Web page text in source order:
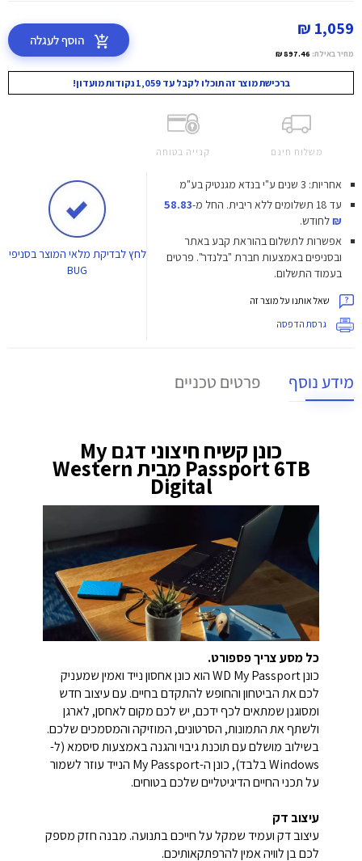
1,059 ₪
מחיר באילת: 897.46 ₪
הוסף לעגלה
ברכישת מוצר זה תוכלו לקבל עד 1,059 נקודות מועדון!
משלוח חינם קנייה בטוחה
אחריות: 3 שנים ע"י בנדא מגנטיק בע"מ
עד 18 תשלומים ללא ריבית.
החל מ-58.83
₪לחודש.
אפשרות לתשלום בהוראת קבע באתר
ובסניפים באמצעות חברת "בלנדר". פרטים
בעמוד התשלום.
שאל אותנו על מוצר זה
גרסת הדפסה
לחץלבדיקת מלאי המוצר בסניפי
BUG
מידע נוסף פרטים טכניים
כונן קשיח חיצוני דגם My
Passport 6TB מבית Western
Digital
כל מסע צריך פספורט.
כונן WD My Passport הוא כונן אחסון נייד ואמין שמעניק
לכם את הביטחון והחופש להתקדם בחיים. עם עיצוב חדש
ומסוגנן שמתאים לכף ידכם, יש לכם מקום לאחסן, לארגן
ולשתף את התמונות, הסרטונים, המוזיקה והמסמכים שלכם.
בשילוב מושלם עם תוכנת גיבוי והגנה באמצעות סיסמא (ל-
Windows בלבד), כונן ה-My Passport הנייד עוזר לשמור
על תכני החיים הדיגיטליים שלכם בטוחים.
עיצוב דק
עיצוב דק ועמיד שמקל על חייכם בתנועה. מבנה חזק מספק
לכם בן לוויה אמין להרפתקאותיכם.